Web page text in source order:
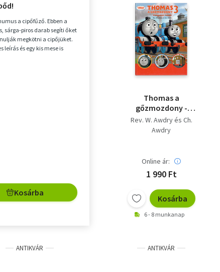
a cipőfűző. Ebben a
sárga-piros darab segíti őket
megkötni a cipőjüket.
leírás és egy kis mese is
Kosárba
Thomas a
gőzmozdony -
Válogatott mesék 3.
Rev. W. Awdry és Ch.
Awdry
Online ár:
1 990 Ft
Kosárba
6 - 8 munkanap
ANTIKVÁR ANTIKVÁR